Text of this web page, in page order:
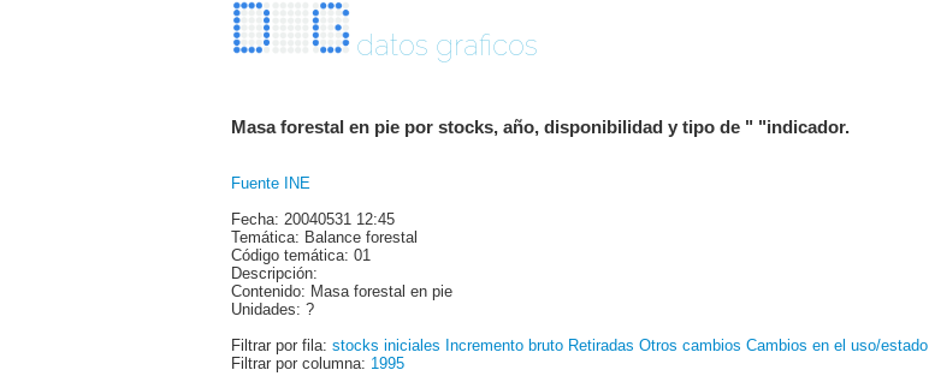
datos graficos
Masa forestal en pie por stocks, año, disponibilidad y tipo de " "indicador.
Fuente INE
Fecha: 20040531 12:45
Temática: Balance forestal
Código temática: 01
Descripción:
Contenido: Masa forestal en pie
Unidades: ?
Filtrar por fila: stocks iniciales Incremento bruto Retiradas Otros cambios Cambios en el uso/estado
Filtrar por columna: 1995